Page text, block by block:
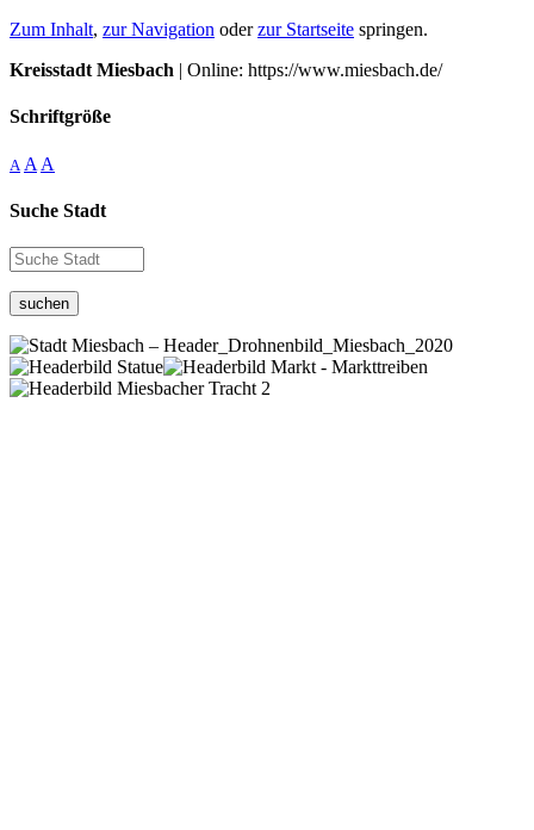
Zum Inhalt, zur Navigation oderzur Startseite springen.
Kreisstadt Miesbach | Online: https://www.miesbach.de/
Schriftgröße
A A A
Suche Stadt
suchen